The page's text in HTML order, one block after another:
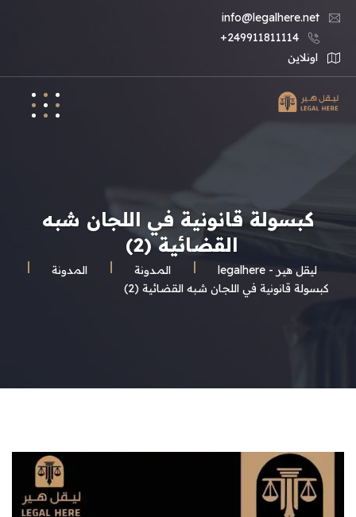
info@legalhere.net
249911811114+
اونلاين
كبسولة قانونية في اللجان شبه
القضائية (2)
ليقل هير - legalhere المـدونة
المدونة
كبسولة قانونية في اللجان شبه القضائية (2)